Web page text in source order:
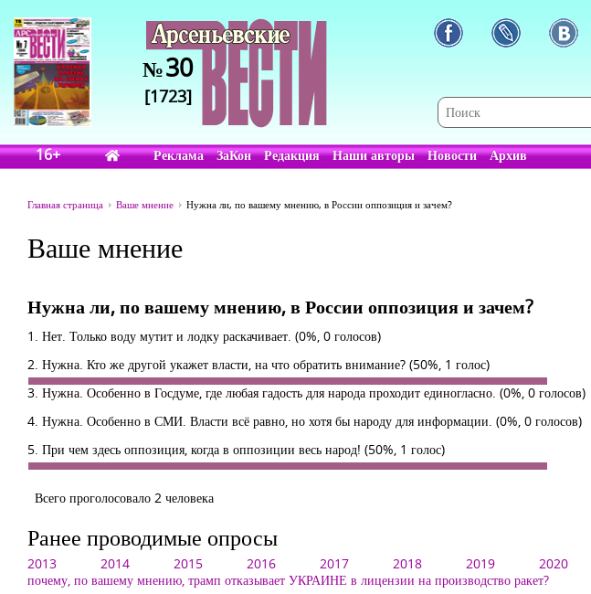
№30
[1723]
16+ Реклама ЗаКон Редакция Наши авторы Новости Архив
Главная страница Ваше мнение Нужна ли, по вашему мнению, в России оппозиция и зачем?
Ваше мнение
Нужна ли, по вашему мнению, в России оппозиция и зачем?
1. Нет. Только воду мутит и лодку раскачивает. (0%, 0 голосов)
2. Нужна. Кто же другой укажет власти, на что обратить внимание? (50%, 1 голос)
3. Нужна. Особенно в Госдуме, где любая гадость для народа проходит единогласно. (0%, 0 голосов)
4. Нужна. Особенно в СМИ. Власти всё равно, но хотя бы народу для информации. (0%, 0 голосов)
5. При чем здесь оппозиция, когда в оппозиции весь народ! (50%, 1 голос)
Всего проголосовало 2 человека
Ранее проводимые опросы
2013 2014 2015 2016 2017 2018 2019 2020
почему, по вашему мнению, трамп отказывает УКРАИНЕ в лицензии на производство ракет?